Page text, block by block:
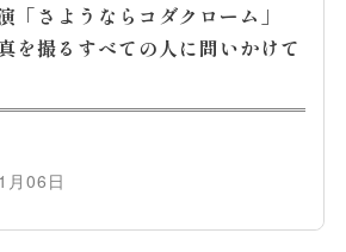
「さようならコダクローム」
を撮るすべての人に問いかけて
月06日